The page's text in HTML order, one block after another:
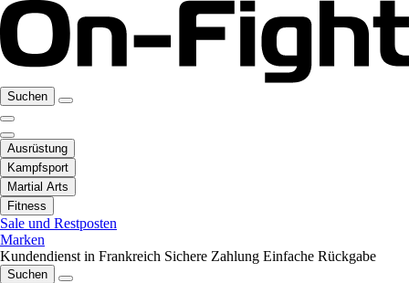
Suchen
Ausrüstung
Kampfsport
Martial Arts
Fitness
Sale und Restposten
Marken
Kundendienst in Frankreich Sichere Zahlung Einfache Rückgabe
Suchen